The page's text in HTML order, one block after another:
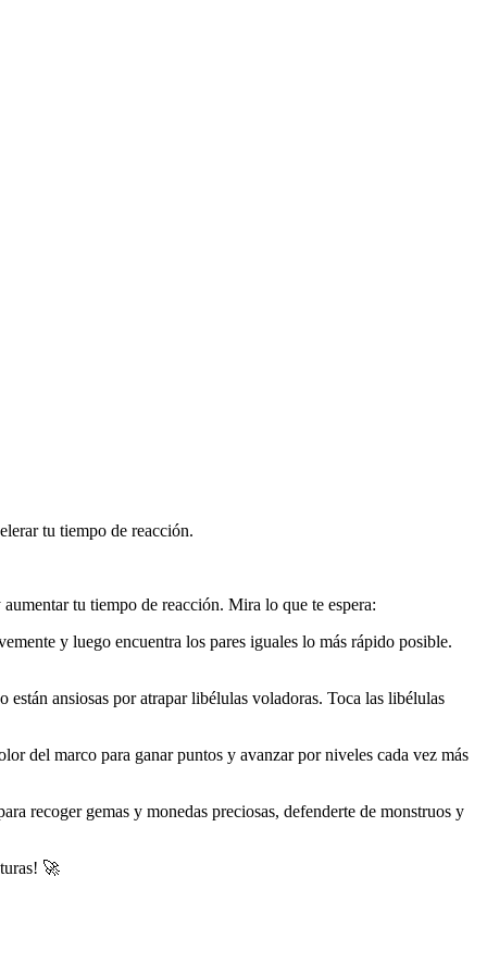
tu tiempo de reacción.
tu tiempo de reacción. Mira lo que te espera:
y luego encuentra los pares iguales lo más rápido posible.
ansiosas por atrapar libélulas voladoras. Toca las libélulas
del marco para ganar puntos y avanzar por niveles cada vez más
recoger gemas y monedas preciosas, defenderte de monstruos y
🚀